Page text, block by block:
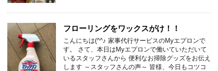
フローリングをワックスがけ！！
こんにちは(^^♪ 家事代行サービスのMyエプロンで
す。 さて、本日はMyエプロンで働いていただいて
いるスタッフさんから 便利なお掃除グッズをお伝え
します ～スタッフさんの声～ 皆様、今日もコツコ